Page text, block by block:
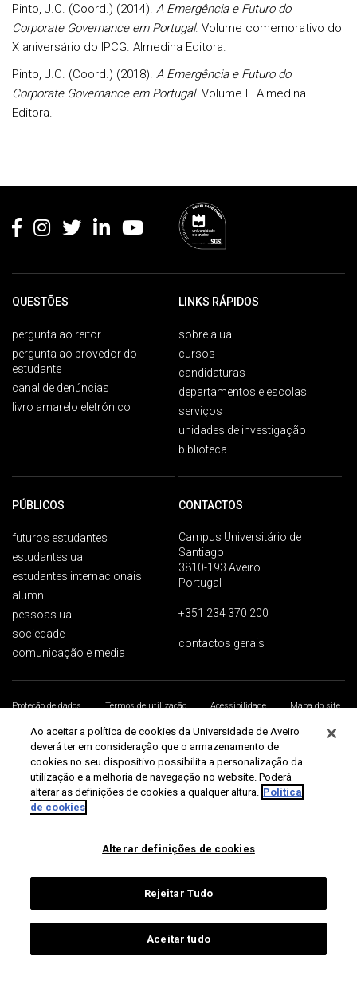
Pinto, J.C. (Coord.) (2014). A Emergência e Futuro do
Corporate Governance em Portugal. Volume comemorativo do
X aniversário do IPCG. Almedina Editora.
Pinto, J.C. (Coord.) (2018). A Emergência e Futuro do
Corporate Governance em Portugal. Volume II. Almedina
Editora.
QUESTÕES
pergunta ao reitor
pergunta ao provedor do
estudante
canal de denúncias
livro amarelo eletrónico
LINKS RÁPIDOS
sobre a ua
cursos
candidaturas
departamentos e escolas
serviços
unidades de investigação
biblioteca
PÚBLICOS
futuros estudantes
estudantes ua
estudantes internacionais
alumni
pessoas ua
sociedade
comunicação e media
CONTACTOS
Campus Universitário de
Santiago
3810-193 Aveiro
Portugal
+351 234 370 200
contactos gerais
Proteção de dados Termos de utilização Acessibilidade
Mapa do site
Universidade de Aveiro 2026
Ao aceitar a política de cookies da Universidade de Aveiro
deverá ter em consideração que o armazenamento de
cookies no seu dispositivo possibilita a personalização da
utilização e a melhoria de navegação no website. Poderá
alterar as definições de cookies a qualquer altura. Política
de cookies
Alterar definições de cookies
Rejeitar Tudo
Aceitar tudo